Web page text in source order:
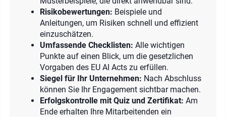
Risikobewertungen: Beispiele und
Anleitungen, um Risiken schnell und effizient
einzuschätzen.
Umfassende Checklisten: Alle wichtigen
Punkte auf einen Blick, um die gesetzlichen
Vorgaben des EU AI Acts zu erfüllen.
Siegel für Ihr Unternehmen: Nach Abschluss
können Sie Ihr Engagement sichtbar machen.
Erfolgskontrolle mit Quiz und Zertifikat: Am
Ende erhalten Ihre Mitarbeitenden ein